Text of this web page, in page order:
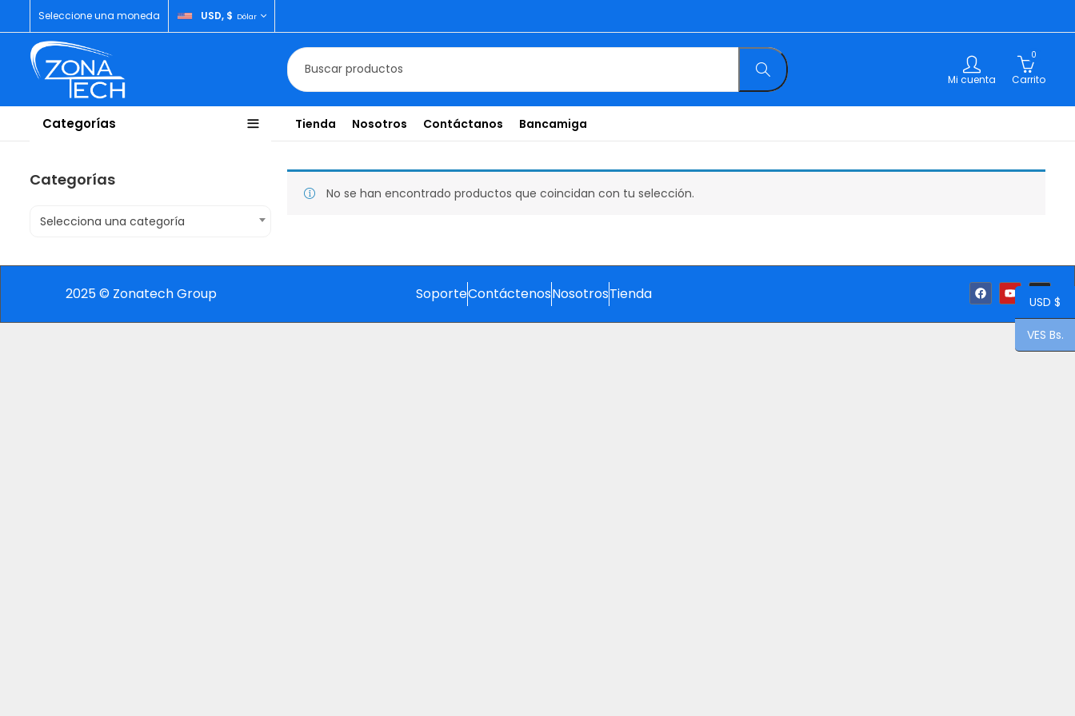
Seleccione una moneda USD, $ Dólar
Mi cuenta
0
Carrito
Categorías Tienda Nosotros Contáctanos Bancamiga
No se han encontrado productos que coincidan con tu selección.
Categorías
Selecciona una categoría
2025 © Zonatech Group SoporteContáctenosNosotrosTienda USD $
VES Bs.